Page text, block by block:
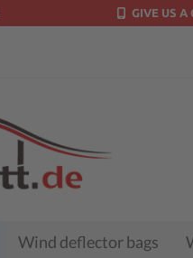
GIVE US A
Wind deflector bags